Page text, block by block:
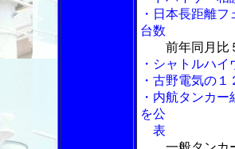
・日本長距離
台数
前年同月比
・シャトルハ
・古野電気の
・内航タンカ
を公
表